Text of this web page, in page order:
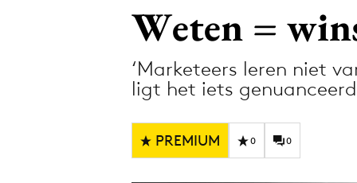
Digital
Diversiteit
Weten =
‘Marketeers leren niet
ligt het iets
PREMIUM 0 0